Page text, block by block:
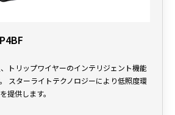
トリップワイヤーのインテリジェント機能
スターライトテクノロジーにより低照度環
提供します。